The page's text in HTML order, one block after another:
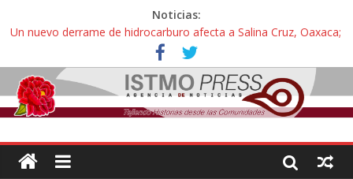
Noticias:
Un nuevo derrame de hidrocarburo afecta a Salina Cruz, Oaxaca;
ahora pescadores de Salinas del Marqués denuncian daños de
Pemex
Ángel, el joven autista expulsado por la Universidad Bienestar de
Ixtepec, Oaxaca vuelve a las aulas tras amparo
Familiares de periodista Alejandro Leyva se reúnen con titular de
intelectuales de su asesinato
Alertan pescadores de Juchitán, Oaxaca de nuevo despojo de su